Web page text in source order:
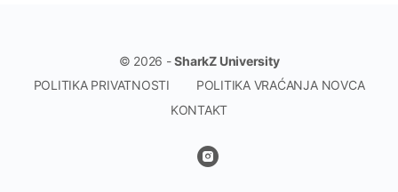
© 2026 -SharkZ University
POLITIKA PRIVATNOSTI
POLITIKA VRAĆANJA NOVCA
KONTAKT